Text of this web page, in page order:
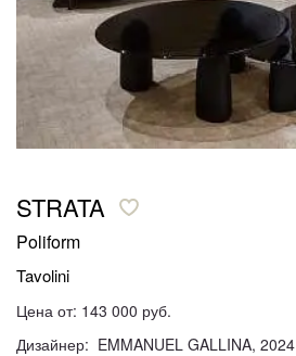
STRATA
Poliform
Tavolini
Цена от: 143 000 руб.
Дизайнер: EMMANUEL GALLINA, 2024